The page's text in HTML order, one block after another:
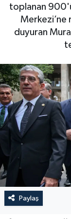
toplanan
duyuran
Paylaş